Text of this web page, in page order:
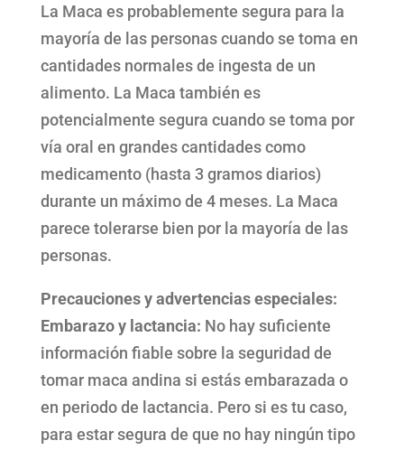
La Maca es probablemente segura para la
mayoría de las personas cuando se toma en
cantidades normales de ingesta de un
alimento. La Maca también es
potencialmente segura cuando se toma por
vía oral en grandes cantidades como
medicamento (hasta 3 gramos diarios)
durante un máximo de 4 meses. La Maca
parece tolerarse bien por la mayoría de las
personas.
Precauciones y advertencias especiales:
Embarazo y lactancia: No hay suficiente
información fiable sobre la seguridad de
tomar maca andina si estás embarazada o
en periodo de lactancia. Pero si es tu caso,
para estar segura de que no hay ningún tipo